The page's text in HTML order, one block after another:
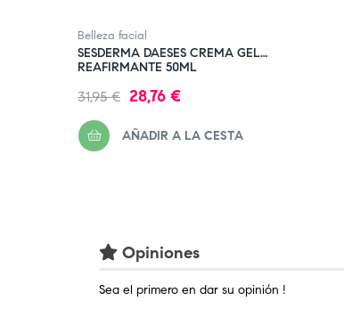
Belleza facial
SESDERMA DAESES CREMA GEL
REAFIRMANTE 50ML
Precio
regular
31,95 € Precio
28,76 €
AÑADIR A LA CESTA
Opiniones
Sea el primero en dar su opinión !